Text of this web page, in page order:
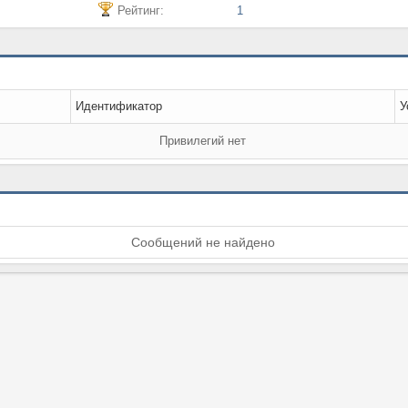
Рейтинг: 1
Идентификатор
Привилегий нет
Сообщений не найдено